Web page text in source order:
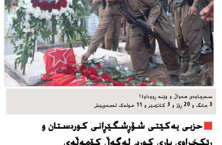
سه‌رچاوه‌ی هه‌واڵ و وێنه‌ ڕووداو٢٤
3 مانگ و 20 ڕۆژ و 3 کاتژمێر و 11 خوله‌ک له‌مه‌وپێش‌
حزبی یەکێتی شۆڕشگێڕانی کوردستان و